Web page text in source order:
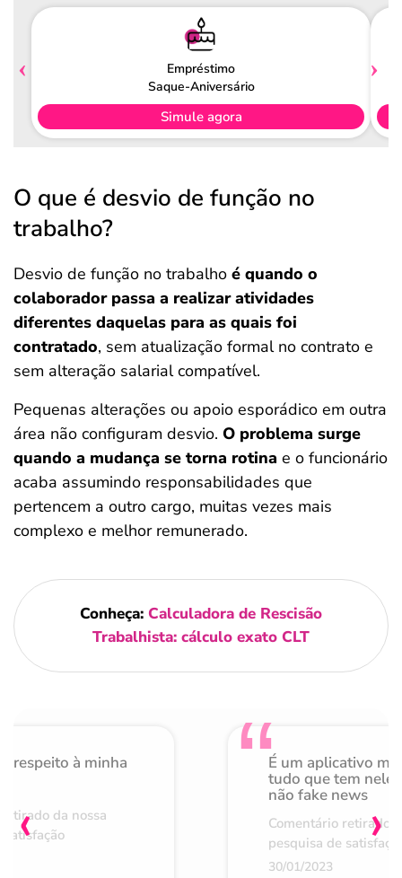
Empréstimo
Saque-Aniversário
Simule agora
O que é desvio de função no
trabalho?
Desvio de função no trabalho é quando o
colaborador passa a realizar atividades
diferentes daquelas para as quais foi
contratado, sem atualização formal no contrato e
sem alteração salarial compatível.
Pequenas alterações ou apoio esporádico em outra
área não configuram desvio. O problema surge
quando a mudança se torna rotina e o funcionário
acaba assumindo responsabilidades que
pertencem a outro cargo, muitas vezes mais
complexo e melhor remunerado.
Conheça: Calculadora de Rescisão
Trabalhista: cálculo exato CLT
respeito à minha
da nossa
É um aplicativo
tudo que tem nele
não fake news
Comentário retirado
pesquisa de
30/01/2023
‹ ›